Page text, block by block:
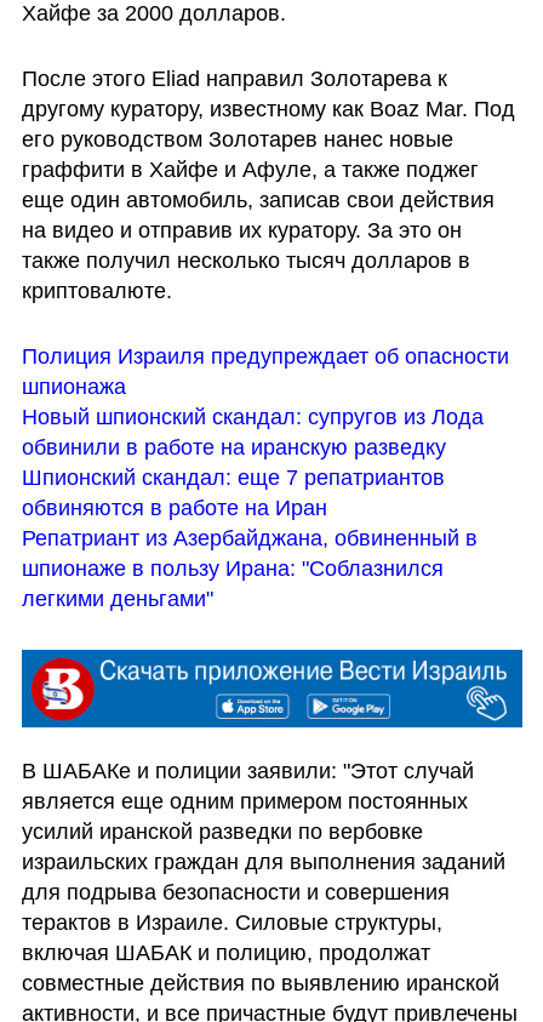
Хайфе за 2000 долларов.
После этого Eliad направил Золотарева к
другому куратору, известному как Boaz Mar. Под
его руководством Золотарев нанес новые
граффити в Хайфе и Афуле, а также поджег
еще один автомобиль, записав свои действия
на видео и отправив их куратору. За это он
также получил несколько тысяч долларов в
криптовалюте.
Полиция Израиля предупреждает об опасности
шпионажа
Новый шпионский скандал: супругов из Лода
обвинили в работе на иранскую разведку
Шпионский скандал: еще 7 репатриантов
обвиняются в работе на Иран
Репатриант из Азербайджана, обвиненный в
шпионаже в пользу Ирана: "Соблазнился
легкими деньгами"
В ШАБАКе и полиции заявили: "Этот случай
является еще одним примером постоянных
усилий иранской разведки по вербовке
израильских граждан для выполнения заданий
для подрыва безопасности и совершения
терактов в Израиле. Силовые структуры,
включая ШАБАК и полицию, продолжат
совместные действия по выявлению иранской
активности, и все причастные будут привлечены